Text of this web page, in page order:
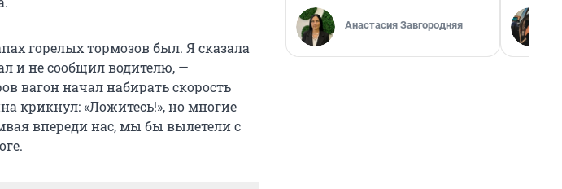
горелых тормозов был. Я сказала
и не сообщил водителю, —
вагон начал набирать скорость
крикнул: «Ложитесь!», но многие
впереди нас, мы бы вылетели с
Анастасия Завгородняя